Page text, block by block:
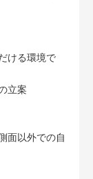
ける環境で
立案
面以外での自